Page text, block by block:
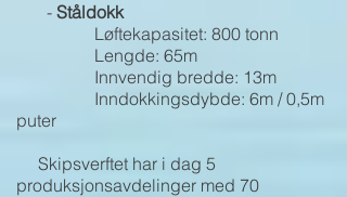
- Ståldokk
Løftekapasitet: 800 tonn
Lengde: 65m
Innvendig bredde: 13m
Inndokkingsdybde: 6m / 0,5m
puter
Skipsverftet har i dag 5
produksjonsavdelinger med 70